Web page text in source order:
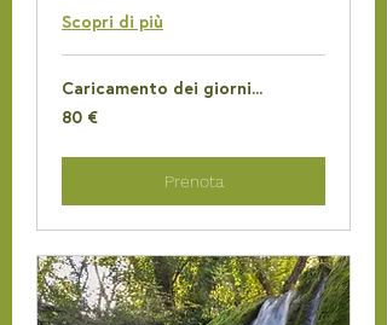
Scopri di più
Caricamento dei giorni...
80
euro
80 €
Prenota